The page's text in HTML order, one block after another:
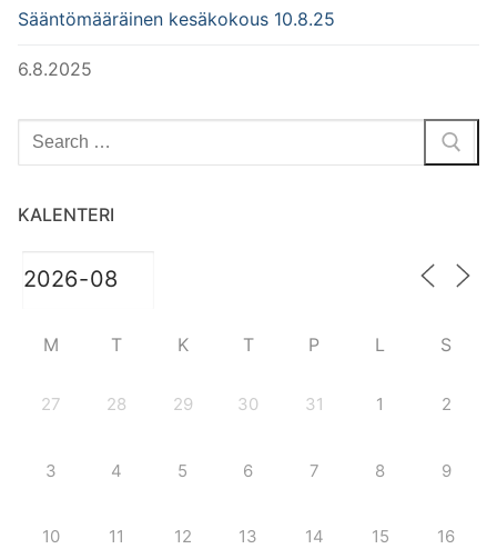
Sääntömääräinen kesäkokous 10.8.25
6.8.2025
Hae:
KALENTERI
M T K T P L S
27 28 29 30 31 1 2
3 4 5 6 7 8 9
10 11 12 13 14 15 16